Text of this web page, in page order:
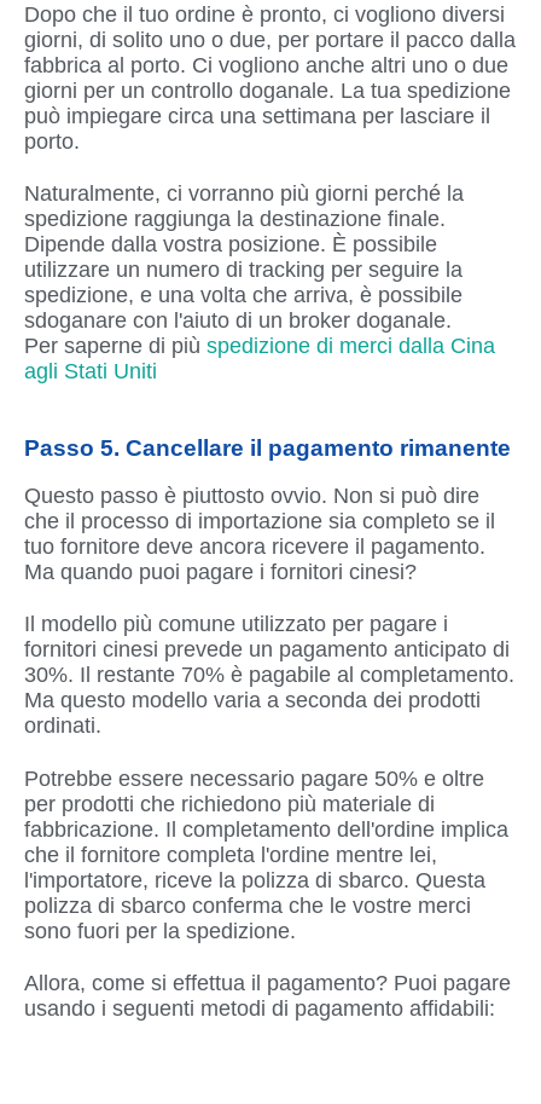
Dopo che il tuo ordine è pronto, ci vogliono diversi
giorni, di solito uno o due, per portare il pacco dalla
fabbrica al porto. Ci vogliono anche altri uno o due
giorni per un controllo doganale. La tua spedizione
può impiegare circa una settimana per lasciare il
porto.
Naturalmente, ci vorranno più giorni perché la
spedizione raggiunga la destinazione finale.
Dipende dalla vostra posizione. È possibile
utilizzare un numero di tracking per seguire la
spedizione, e una volta che arriva, è possibile
sdoganare con l'aiuto di un broker doganale.
Per saperne di più spedizione di merci dalla Cina
agli Stati Uniti
Passo 5. Cancellare il pagamento rimanente
Questo passo è piuttosto ovvio. Non si può dire
che il processo di importazione sia completo se il
tuo fornitore deve ancora ricevere il pagamento.
Ma quando puoi pagare i fornitori cinesi?
Il modello più comune utilizzato per pagare i
fornitori cinesi prevede un pagamento anticipato di
30%. Il restante 70% è pagabile al completamento.
Ma questo modello varia a seconda dei prodotti
ordinati.
Potrebbe essere necessario pagare 50% e oltre
per prodotti che richiedono più materiale di
fabbricazione. Il completamento dell'ordine implica
che il fornitore completa l'ordine mentre lei,
l'importatore, riceve la polizza di sbarco. Questa
polizza di sbarco conferma che le vostre merci
sono fuori per la spedizione.
Allora, come si effettua il pagamento? Puoi pagare
usando i seguenti metodi di pagamento affidabili: